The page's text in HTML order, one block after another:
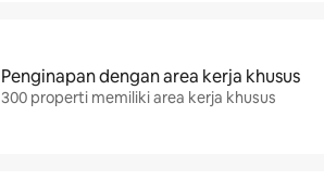
Penginapan dengan area kerja khusus
300 properti memiliki area kerja khusus